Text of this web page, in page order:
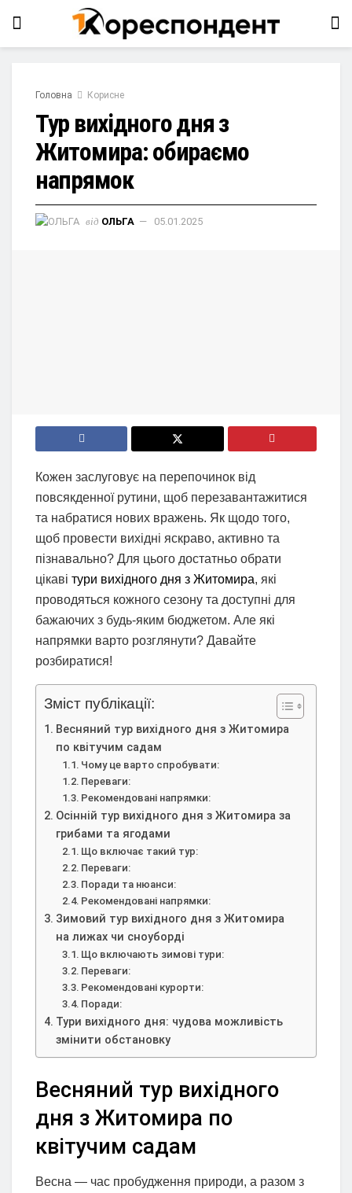
Головна Корисне
Тур вихідного дня з
Житомира: обираємо
напрямок
від ОЛЬГА 05.01.2025
Кожен заслуговує на перепочинок від
повсякденної рутини, щоб перезавантажитися
та набратися нових вражень. Як щодо того,
щоб провести вихідні яскраво, активно та
пізнавально? Для цього достатньо обрати
цікаві тури вихідного дня з Житомира, які
проводяться кожного сезону та доступні для
бажаючих з будь-яким бюджетом. Але які
напрямки варто розглянути? Давайте
розбиратися!
Зміст публікації:
Весняний тур вихідного дня з Житомира
по квітучим садам
Чому це варто спробувати:
Переваги:
Рекомендовані напрямки:
Осінній тур вихідного дня з Житомира за
грибами та ягодами
Що включає такий тур:
Переваги:
Поради та нюанси:
Рекомендовані напрямки:
Зимовий тур вихідного дня з Житомира
на лижах чи сноуборді
Що включають зимові тури:
Переваги:
Рекомендовані курорти:
Поради:
Тури вихідного дня: чудова можливість
змінити обстановку
Весняний тур вихідного
дня з Житомира по
квітучим садам
Весна — час пробудження природи, а разом з